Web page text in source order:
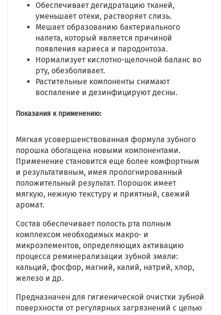
Обеспечивает дегидратацию тканей,
уменьшает отеки, растворяет слизь.
Мешает образованию бактериального
налета, который является причиной
появления кариеса и пародонтоза.
Нормализует кислотно-щелочной баланс во
рту, обезболивает.
Растительные компоненты снимают
воспаление и дезинфицируют десны.
Показания к применению:
Мягкая усовершенствованная формула зубного
порошка обогащена новыми компонентами.
Применение становится еще более комфортным
и результативным, имея прологнированный
положительный результат. Порошок имеет
мягкую, нежную текстуру и приятный, свежий
аромат.
Состав обеспечивает полость рта полным
комплексом необходимых макро- и
микроэлементов, определяющих активацию
процесса реминерализации зубной эмали:
кальций, фосфор, магний, калий, натрий, хлор,
железо и др.
Предназначен для гигиенической очистки зубной
поверхности от регулярных загрязнений с целью